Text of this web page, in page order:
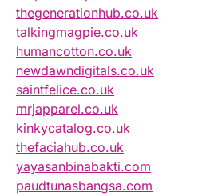
thegenerationhub.co.uk
talkingmagpie.co.uk
humancotton.co.uk
newdawndigitals.co.uk
saintfelice.co.uk
mrjapparel.co.uk
kinkycatalog.co.uk
thefaciahub.co.uk
yayasanbinabakti.com
paudtunasbangsa.com